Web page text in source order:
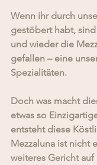
Wenn ihr durch
gestöbert habt,
und wieder die
gefallen – eine
Spezialitäten.
Doch was macht
etwas so
entsteht diese
Mezzaluna ist nicht
weiteres Gericht auf